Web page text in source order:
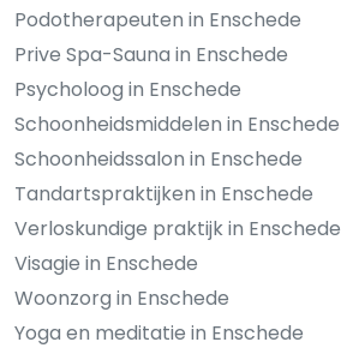
Podotherapeuten in Enschede
Prive Spa-Sauna in Enschede
Psycholoog in Enschede
Schoonheidsmiddelen in Enschede
Schoonheidssalon in Enschede
Tandartspraktijken in Enschede
Verloskundige praktijk in Enschede
Visagie in Enschede
Woonzorg in Enschede
Yoga en meditatie in Enschede